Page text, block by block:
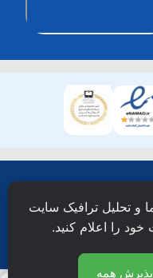
است.
و تحلیل ترافیک سایت
را اعلام کنید.
پذیرش همه